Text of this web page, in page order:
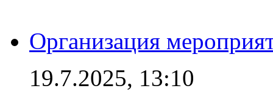
Организация
19.7.2025, 13:10